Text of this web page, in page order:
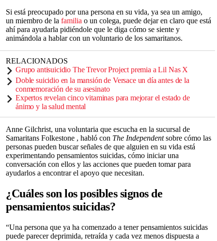
Si está preocupado por una persona en su vida, ya sea un amigo,
un miembro de la familia o un colega, puede dejar en claro que está
ahí para ayudarla pidiéndole que le diga cómo se siente y
animándola a hablar con un voluntario de los samaritanos.
RELACIONADOS
Grupo antisuicidio The Trevor Project premia a Lil Nas X
Doble suicidio en la mansión de Versace un día antes de la
conmemoración de su asesinato
Expertos revelan cinco vitaminas para mejorar el estado de
ánimo y la salud mental
Anne Gilchrist, una voluntaria que escucha en la sucursal de
Samaritans Folkestone , habló con The Independentsobre cómo las
personas pueden buscar señales de que alguien en su vida está
experimentando pensamientos suicidas, cómo iniciar una
conversación con ellos y las acciones que pueden tomar para
ayudarlos a encontrar el apoyo que necesitan.
¿Cuáles son los posibles signos de
pensamientos suicidas?
“Una persona que ya ha comenzado a tener pensamientos suicidas
puede parecer deprimida, retraída y cada vez menos dispuesta a